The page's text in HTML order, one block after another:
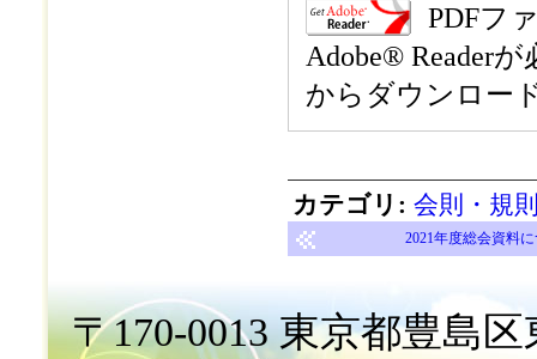
PDFフ
Adobe® Reader
からダウンロー
カテゴリ : 会則・規
2021年度総会資料
〒170-0013 東京都豊島